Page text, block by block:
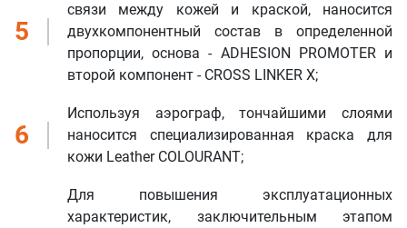
5
связи между кожей и краской, наносится
двухкомпонентный состав в определенной
пропорции, основа - ADHESION PROMOTER и
второй компонент - CROSS LINKER X;
6
Используя аэрограф, тончайшими слоями
наносится специализированная краска для
кожи Leather COLOURANT;
Для повышения эксплуатационных
характеристик, заключительным этапом